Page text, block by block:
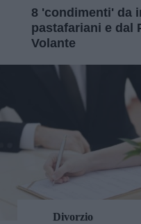
8 'condimenti' da
pastafariani e dal
Volante
Divorzio